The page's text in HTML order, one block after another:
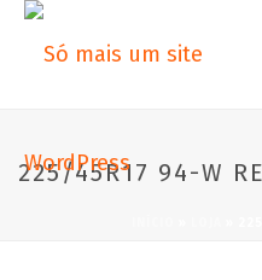
225/45R17 94-W